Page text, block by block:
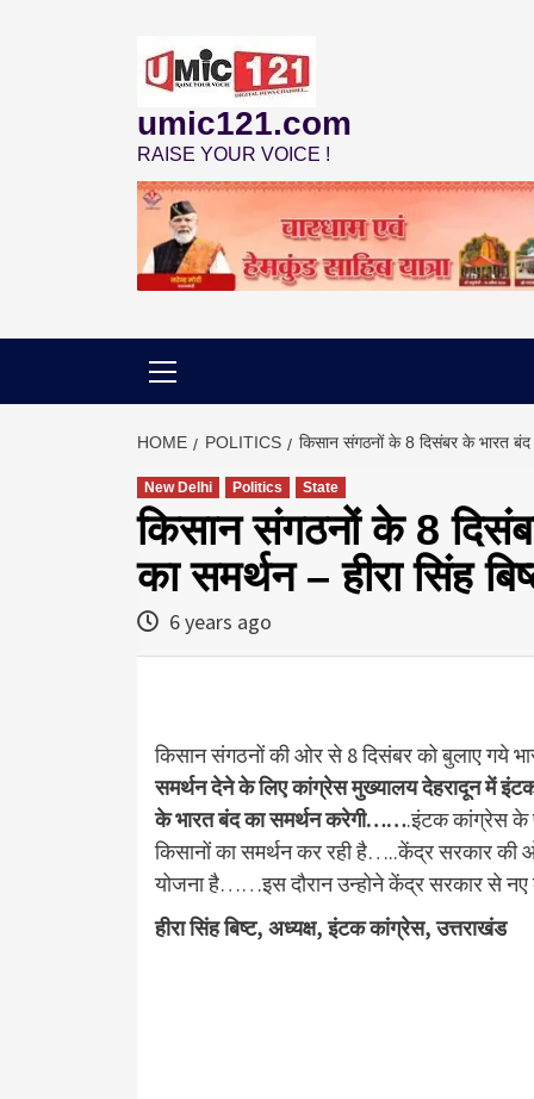
umic121.com
RAISE YOUR VOICE !
HOME POLITICS किसान संगठनों के 8 दिसंबर के भारत बंद
New Delhi Politics State
किसान संगठनों के 8
का समर्थन – हीरा सिंह
6 years ago
किसान संगठनों की ओर से 8 दिसंबर को बुलाए गये
समर्थन देने के लिए कांग्रेस मुख्यालय देहरादून में
के भारत बंद का समर्थन करेगी…….इंटक कांग्रेस के
किसानों का समर्थन कर रही है…..केंद्र सरकार की
योजना है……इस दौरान उन्होने केंद्र सरकार से नए
हीरा सिंह बिष्ट, अध्यक्ष, इंटक कांग्रेस, उत्तराखंड